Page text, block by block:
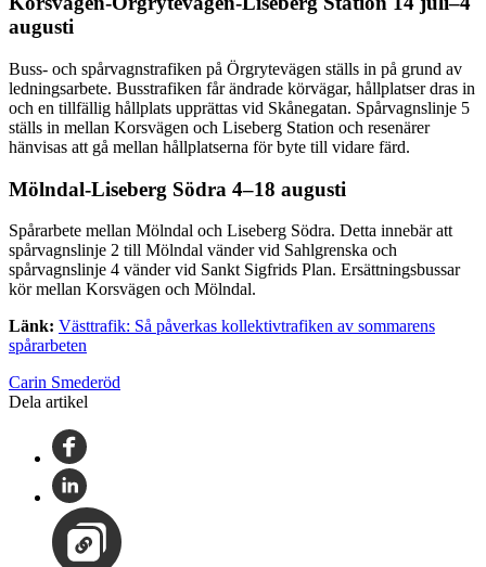
augusti
Buss- och spårvagnstrafiken på Örgrytevägen ställs in på grund av
ledningsarbete. Busstrafiken får ändrade körvägar, hållplatser dras in
och en tillfällig hållplats upprättas vid Skånegatan. Spårvagnslinje 5
ställs in mellan Korsvägen och Liseberg Station och resenärer
hänvisas att gå mellan hållplatserna för byte till vidare färd.
Mölndal-Liseberg Södra 4–18 augusti
Spårarbete mellan Mölndal och Liseberg Södra. Detta innebär att
spårvagnslinje 2 till Mölndal vänder vid Sahlgrenska och
spårvagnslinje 4 vänder vid Sankt Sigfrids Plan. Ersättningsbussar
kör mellan Korsvägen och Mölndal.
Länk: Västtrafik: Så påverkas kollektivtrafiken av sommarens
spårarbeten
Carin Smederöd
Dela artikel